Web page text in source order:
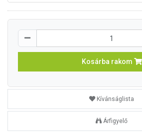
Kosárba rakom
Kívánságlista
Árfigyelő